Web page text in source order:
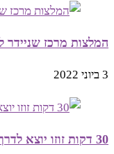
המלצות מרכז
3 ביוני 2022
30 דקות זוזו יוצא לדרך בעכו